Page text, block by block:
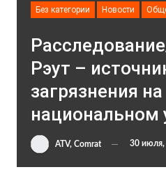
Без категории Новости
Рэут –
загрязнения на
национальном
ATV, Comrat 30 июля,